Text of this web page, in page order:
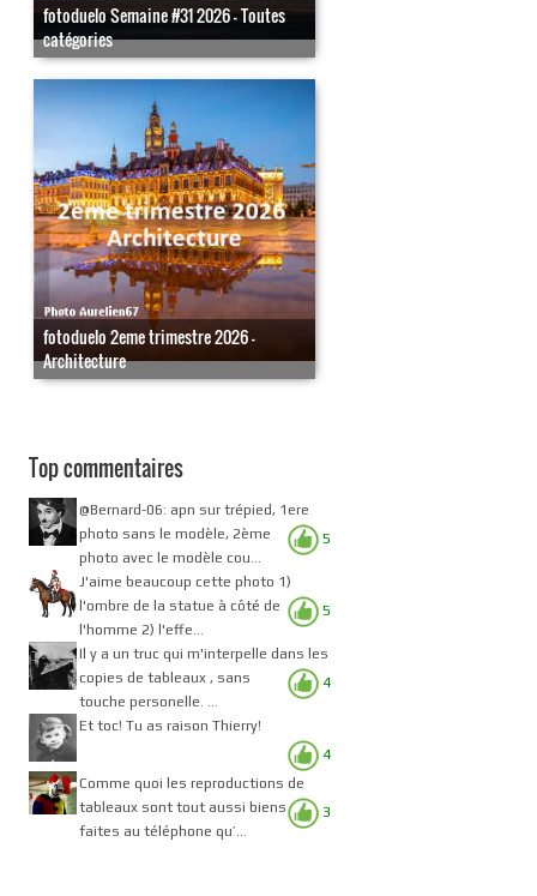
fotoduelo Semaine #31 2026 - Toutes
catégories
fotoduelo 2eme trimestre 2026 -
Architecture
Top commentaires
5
@Bernard-06: apn sur trépied, 1ere
photo sans le modèle, 2ème
photo avec le modèle cou...
5
J'aime beaucoup cette photo 1)
l'ombre de la statue à côté de
l'homme 2) l'effe...
4
Il y a un truc qui m'interpelle dans les
copies de tableaux , sans
touche personelle. ...
4
Et toc! Tu as raison Thierry!
3
Comme quoi les reproductions de
tableaux sont tout aussi biens
faites au téléphone qu’...